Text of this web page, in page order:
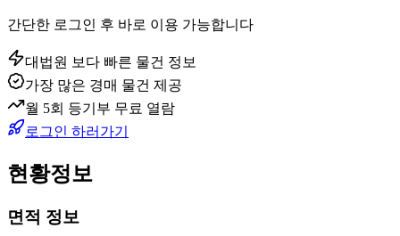
간단한 로그인 후 바로 이용 가능합니다
대법원 보다 빠른 물건 정보
가장 많은 경매 물건 제공
월 5회 등기부 무료 열람
로그인 하러가기
현황정보
면적 정보